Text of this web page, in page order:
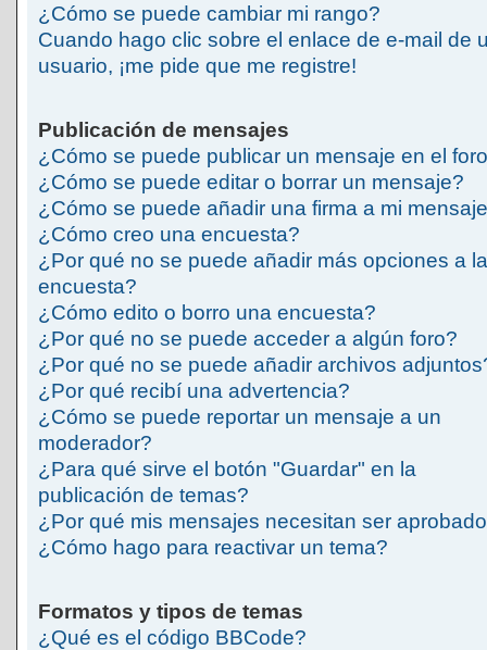
¿Cómo se puede cambiar mi rango?
Cuando hago clic sobre el enlace de e-mail de
usuario, ¡me pide que me registre!
Publicación de mensajes
¿Cómo se puede publicar un mensaje en el
¿Cómo se puede editar o borrar un mensaje?
¿Cómo se puede añadir una firma a mi
¿Cómo creo una encuesta?
¿Por qué no se puede añadir más opciones a la
encuesta?
¿Cómo edito o borro una encuesta?
¿Por qué no se puede acceder a algún foro?
¿Por qué no se puede añadir archivos
¿Por qué recibí una advertencia?
¿Cómo se puede reportar un mensaje a un
moderador?
¿Para qué sirve el botón "Guardar" en la
publicación de temas?
¿Por qué mis mensajes necesitan ser
¿Cómo hago para reactivar un tema?
Formatos y tipos de temas
¿Qué es el código BBCode?